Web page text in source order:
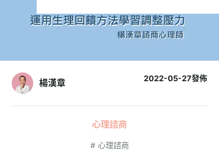
楊漢章 2022-05-27發佈
心理諮商
# 心理諮商